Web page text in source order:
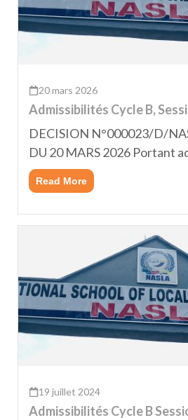
20 mars 2026
Admissibilités Cycle B,
DECISION N°000023/D/
DU 20 MARS 2026 Portant
Read More
19 juillet 2024
Admissibilités Cycle B